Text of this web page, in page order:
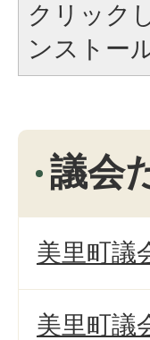
クリック
ンストー
議会
美里町議
美里町議